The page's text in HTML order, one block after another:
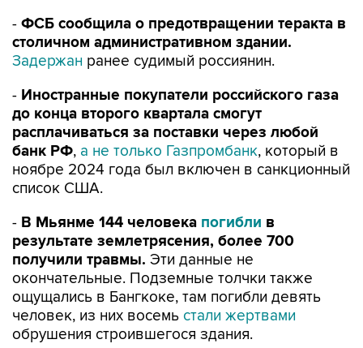
- ФСБ сообщила о предотвращении теракта в
столичном административном здании.
Задержан ранее судимый россиянин.
- Иностранные покупатели российского газа
до конца второго квартала смогут
расплачиваться за поставки через любой
банк РФ, а не только Газпромбанк, который в
ноябре 2024 года был включен в санкционный
список США.
- В Мьянме 144 человека погибли в
результате землетрясения, более 700
получили травмы. Эти данные не
окончательные. Подземные толчки также
ощущались в Бангкоке, там погибли девять
человек, из них восемь стали жертвами
обрушения строившегося здания.